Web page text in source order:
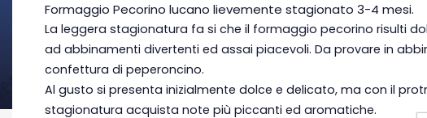
Formaggio Pecorino lucano lievemente stagionato 3-4 mesi.
La leggera stagionatura fa si che il formaggio pecorino risulti
ad abbinamenti divertenti ed assai piacevoli. Da provare in
confettura di peperoncino.
Al gusto si presenta inizialmente dolce e delicato, ma con il
stagionatura acquista note più piccanti ed aromatiche.